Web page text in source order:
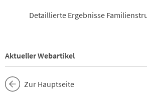
Detaillierte Ergebnisse
Aktueller Webartikel
Zur Hauptseite